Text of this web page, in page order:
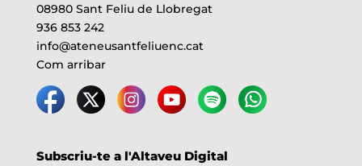
08980 Sant Feliu de Llobregat
936 853 242
info@ateneusantfeliuenc.cat
Com arribar
Subscriu-te a l'Altaveu Digital